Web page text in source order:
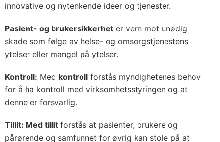
innovative og nytenkende ideer og tjenester.
Pasient- og brukersikkerhet er vern mot unødig
skade som følge av helse- og omsorgstjenestens
ytelser eller mangel på ytelser.
Kontroll: Med kontroll forstås myndighetenes behov
for å ha kontroll med virksomhetsstyringen og at
denne er forsvarlig.
Tillit: Med tillit forstås at pasienter, brukere og
pårørende og samfunnet for øvrig kan stole på at